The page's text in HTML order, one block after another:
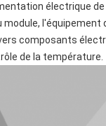
électrique
l'équipement
composants
de la température.